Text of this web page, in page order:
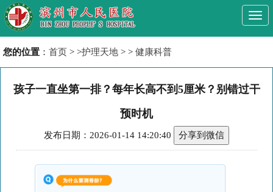
您的位置 ： 首页 > >护理天地 > > 健康科普
孩子一直坐第一排？每年长高不到5厘米？别错过干
预时机
发布日期：2026-01-14 14:20:40 分享到微信